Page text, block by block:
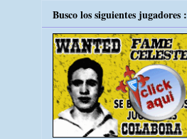
Busco los siguientes jugadores :